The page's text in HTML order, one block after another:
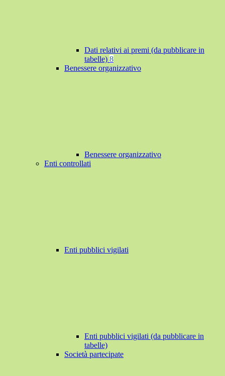
Dati relativi ai premi (da pubblicare in
tabelle) 8
Benessere organizzativo
Benessere organizzativo
Enti controllati
Enti pubblici vigilati
Enti pubblici vigilati (da pubblicare in
tabelle)
Società partecipate